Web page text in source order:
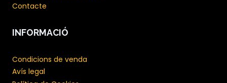
Contacte
INFORMACIÓ
Condicions de venda
Avís legal